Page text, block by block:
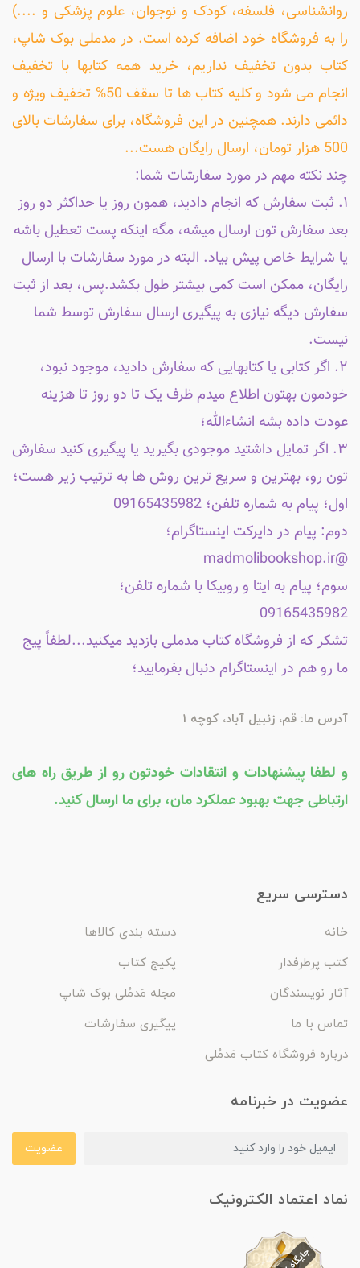
روانشناسی، فلسفه، کودک و نوجوان، علوم پزشکی و ....)
را به فروشگاه خود اضافه کرده است. در مدملی بوک شاپ،
کتاب بدون تخفیف نداریم، خرید همه کتابها با تخفیف
انجام می شود و کلیه کتاب ها تا سقف 50% تخفیف ویژه و
دائمی دارند. همچنین در این فروشگاه، برای سفارشات بالای
500 هزار تومان، ارسال رایگان هست...
چند نکته مهم در مورد سفارشات شما:
۱. ثبت سفارش که انجام دادید، همون روز یا حداکثر دو روز
بعد سفارش تون ارسال میشه، مگه اینکه پست تعطیل باشه
یا شرایط خاص پیش بیاد. البته در مورد سفارشات با ارسال
رایگان، ممکن است کمی بیشتر طول بکشد.پس، بعد از ثبت
سفارش دیگه نیازی به پیگیری ارسال سفارش توسط شما
نیست.
۲. اگر کتابی یا کتابهایی که سفارش دادید، موجود نبود،
خودمون بهتون اطلاع میدم ظرف یک تا دو روز تا هزینه
عودت داده بشه انشاءالله؛
۳. اگر تمایل داشتید موجودی بگیرید یا پیگیری کنید سفارش
تون رو، بهترین و سریع ترین روش ها به ترتیب زیر هست؛
اول؛ پیام به شماره تلفن؛ 09165435982
دوم: پیام در دایرکت اینستاگرام؛
@madmolibookshop.ir
سوم؛ پیام به ایتا و روبیکا با شماره تلفن؛
09165435982
تشکر که از فروشگاه کتاب مدملی بازدید میکنید...لطفاً پیج
ما رو هم در اینستاگرام دنبال بفرمایید؛
آدرس ما: قم، زنبیل آباد، کوچه 1
و لطفا پیشنهادات و انتقادات خودتون رو از طریق راه های
ارتباطی جهت بهبود عملکرد مان، برای ما ارسال کنید.
دسترسی سریع
خانه
دسته بندی کالاها
کتب پرطرفدار
پکیج کتاب
آثار نویسندگان
مجله مَدمُلی بوک شاپ
تماس با ما
پیگیری سفارشات
درباره فروشگاه کتاب مَدمُلی
عضویت در خبرنامه
عضویت
نماد اعتماد الکترونیک